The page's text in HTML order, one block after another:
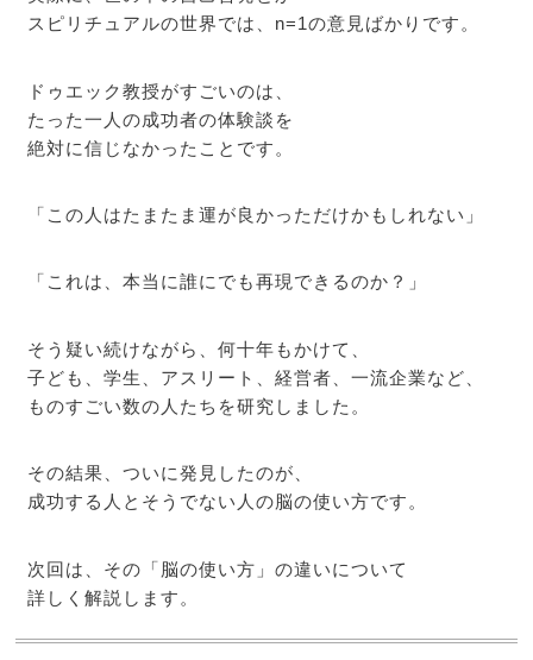
スピリチュアルの世界では、n=1の意見ばかりです。
ドゥエック教授がすごいのは、
たった一人の成功者の体験談を
絶対に信じなかったことです。
「この人はたまたま運が良かっただけかもしれない」
「これは、本当に誰にでも再現できるのか？」
そう疑い続けながら、何十年もかけて、
子ども、学生、アスリート、経営者、一流企業など、
ものすごい数の人たちを研究しました。
その結果、ついに発見したのが、
成功する人とそうでない人の脳の使い方です。
次回は、その「脳の使い方」の違いについて
詳しく解説します。